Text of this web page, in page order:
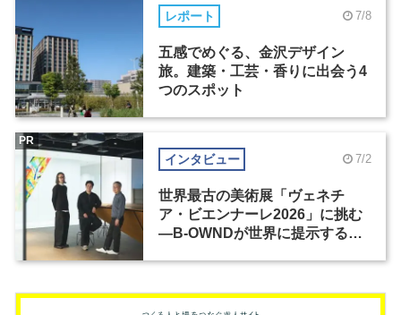
レポート 7/8
五感でめぐる、金沢デザイン
旅。建築・工芸・香りに出会う4
つのスポット
インタビュー 7/2
世界最古の美術展「ヴェネチ
ア・ビエンナーレ2026」に挑む
―B-OWNDが世界に提示する美
PR